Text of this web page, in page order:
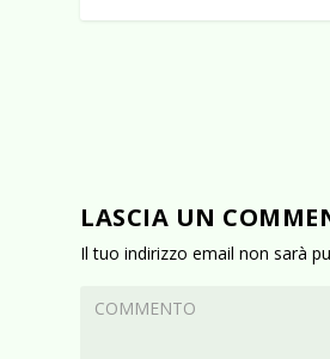
LASCIA UN
Il tuo indirizzo email non sarà